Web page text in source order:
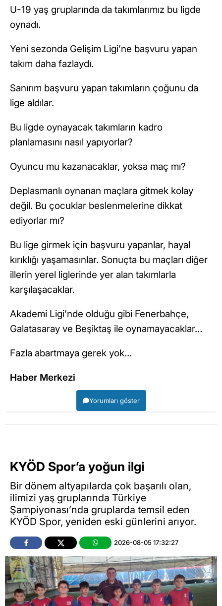
U-19 yaş gruplarında da takımlarımız bu ligde
oynadı.
Yeni sezonda Gelişim Ligi’ne başvuru yapan
takım daha fazlaydı.
Sanırım başvuru yapan takımların çoğunu da
lige aldılar.
Bu ligde oynayacak takımların kadro
planlamasını nasıl yapıyorlar?
Oyuncu mu kazanacaklar, yoksa maç mı?
Deplasmanlı oynanan maçlara gitmek kolay
değil. Bu çocuklar beslenmelerine dikkat
ediyorlar mı?
Bu lige girmek için başvuru yapanlar, hayal
kırıklığı yaşamasınlar. Sonuçta bu maçları diğer
illerin yerel liglerinde yer alan takımlarla
karşılaşacaklar.
Akademi Ligi’nde olduğu gibi Fenerbahçe,
Galatasaray ve Beşiktaş ile oynamayacaklar…
Fazla abartmaya gerek yok…
Haber Merkezi
Yorumları göster
KYÖD Spor’a yoğun ilgi
Bir dönem altyapılarda çok başarılı olan,
ilimizi yaş gruplarında Türkiye
Şampiyonası’nda gruplarda temsil eden
KYÖD Spor, yeniden eski günlerini arıyor.
2026-08-05 17:32:27